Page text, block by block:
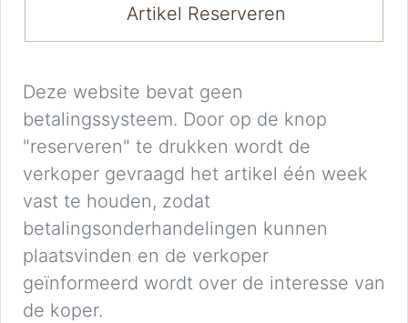
Artikel Reserveren
Deze website bevat geen
betalingssysteem. Door op de knop
"reserveren" te drukken wordt de
verkoper gevraagd het artikel één week
vast te houden, zodat
betalingsonderhandelingen kunnen
plaatsvinden en de verkoper
geïnformeerd wordt over de interesse van
de koper.